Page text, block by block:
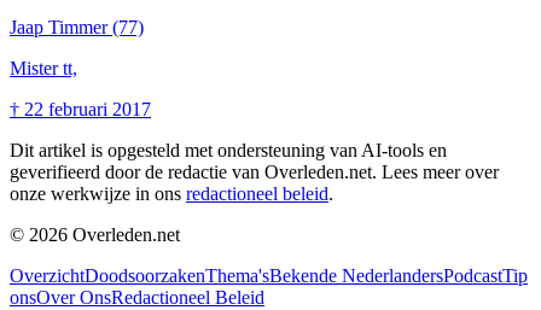
Jaap Timmer(77)
Mister tt,
† 22 februari 2017
Dit artikel is opgesteld met ondersteuning van AI-tools en
geverifieerd door de redactie van Overleden.net. Lees meer over
onze werkwijze in ons redactioneel beleid.
© 2026 Overleden.net
OverzichtDoodsoorzakenThema'sBekende NederlandersPodcastTip
onsOver OnsRedactioneel Beleid